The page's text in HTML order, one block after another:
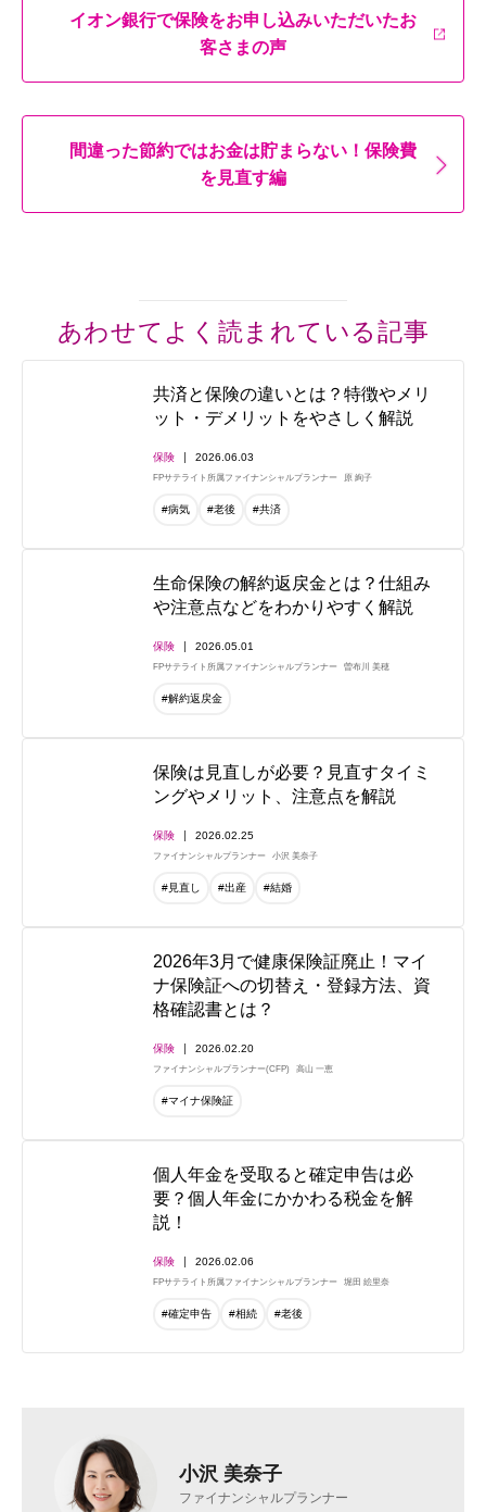
イオン銀行で保険をお申し込みいただいたお
客さまの声
間違った節約ではお金は貯まらない！保険費
を見直す編
あわせてよく読まれている記事
共済と保険の違いとは？特徴やメリ
ット・デメリットをやさしく解説
保険 2026.06.03
FPサテライト所属ファイナンシャルプランナー 原 絢子
#病気 #老後 #共済
生命保険の解約返戻金とは？仕組み
や注意点などをわかりやすく解説
保険 2026.05.01
FPサテライト所属ファイナンシャルプランナー 曽布川 美穂
#解約返戻金
保険は見直しが必要？見直すタイミ
ングやメリット、注意点を解説
保険 2026.02.25
ファイナンシャルプランナー 小沢 美奈子
#見直し #出産 #結婚
2026年3月で健康保険証廃止！マイ
ナ保険証への切替え・登録方法、資
格確認書とは？
保険 2026.02.20
ファイナンシャルプランナー(CFP) 高山 一恵
#マイナ保険証
個人年金を受取ると確定申告は必
要？個人年金にかかわる税金を解
説！
保険 2026.02.06
FPサテライト所属ファイナンシャルプランナー 堀田 絵里奈
#確定申告 #相続 #老後
小沢 美奈子
ファイナンシャルプランナー